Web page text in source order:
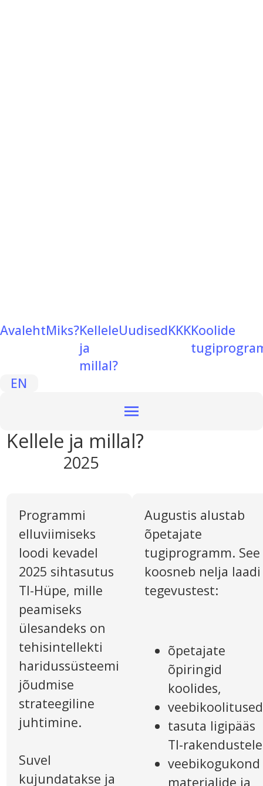
AvalehtMiks?Kellele
ja
millal?
UudisedKKKKoolide
EN
Kellele ja millal?
2025
Programmi
elluviimiseks
loodi kevadel
2025 sihtasutus
TI-Hüpe, mille
peamiseks
ülesandeks on
tehisintellekti
haridussüsteemi
jõudmise
strateegiline
juhtimine.
Suvel
kujundatakse ja
Augustis alustab
õpetajate
tugiprogramm. See
koosneb nelja laadi
tegevustest:
õpetajate
õpiringid
koolides,
tasuta ligipääs
TI-
veebikogukond
materjalide ja